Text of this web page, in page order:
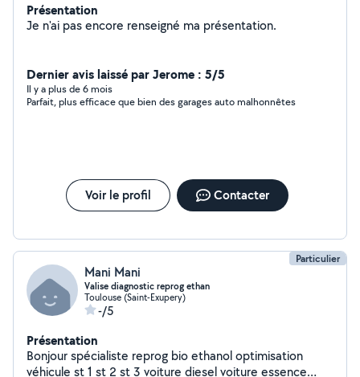
Présentation
Je n'ai pas encore renseigné ma présentation.
Dernier avis laissé par Jerome : 5/5
Il y a plus de 6 mois
Parfait, plus efficace que bien des garages auto malhonnêtes
Voir le profil Contacter
Particulier
Mani Mani
Valise diagnostic reprog ethan
Toulouse (Saint-Exupery)
-/5
Présentation
Bonjour spécialiste reprog bio ethanol optimisation
véhicule st 1 st 2 st 3 voiture diesel voiture essence